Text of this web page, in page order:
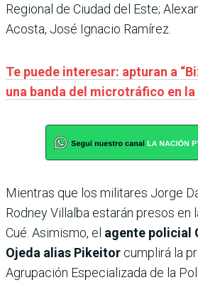
Regional de Ciudad del Este;
Acosta, José Ignacio Ramírez.
Te puede interesar: apturan a
una banda del microtráfico en
Mientras que los militares Jorge
Rodney Villalba estarán presos en
Cué. Asimismo, el agente policial
Ojeda alias Pikeitor cumplirá la
Agrupación Especializada de la